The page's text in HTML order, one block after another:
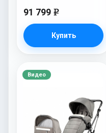
91 799 e
Купить
Видео